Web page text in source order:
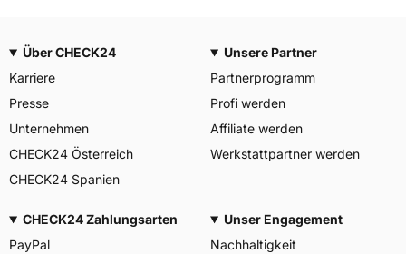
Über CHECK24
Karriere
Presse
Unternehmen
CHECK24 Österreich
CHECK24 Spanien
Unsere Partner
Partnerprogramm
Profi werden
Affiliate werden
Werkstattpartner werden
CHECK24 Zahlungsarten
PayPal
Unser Engagement
Nachhaltigkeit